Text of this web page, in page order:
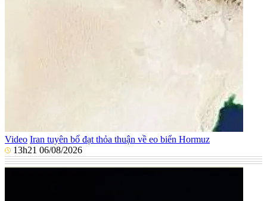
Video Iran tuyên bố đạt thỏa thuận về eo biển Hormuz
13h21 06/08/2026